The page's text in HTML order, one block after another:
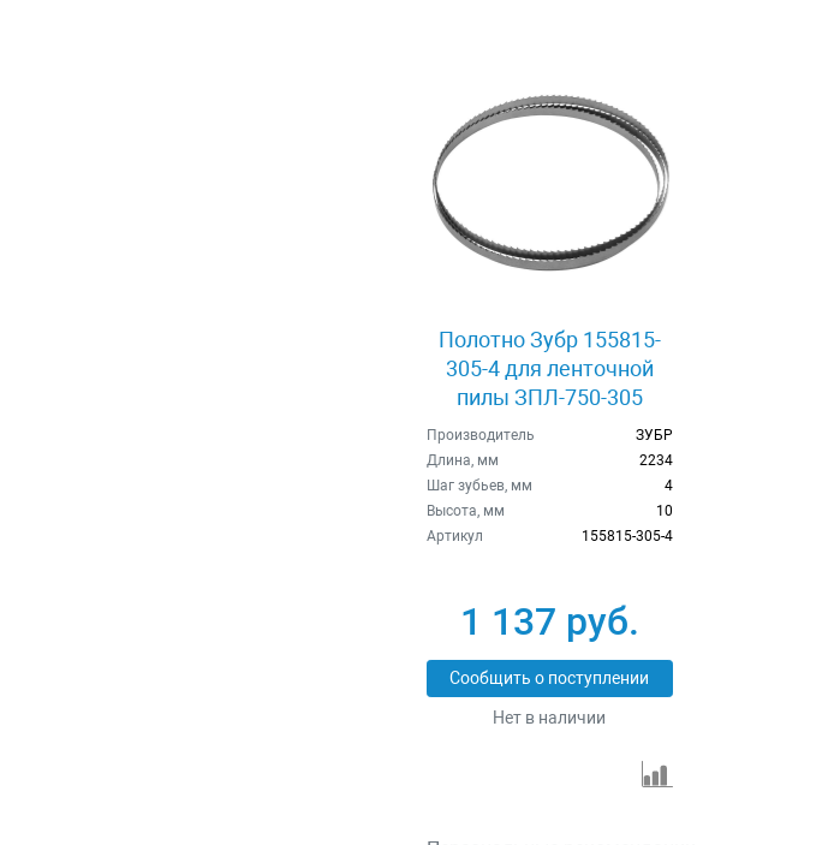
Полотно Зубр 155815-
305-4 для ленточной
пилы ЗПЛ-750-305
Производитель
ЗУБР
Длина, мм
2234
Шаг зубьев, мм
4
Высота, мм
10
Артикул
155815-305-4
1 137 руб.
Сообщить о поступлении
Нет в наличии